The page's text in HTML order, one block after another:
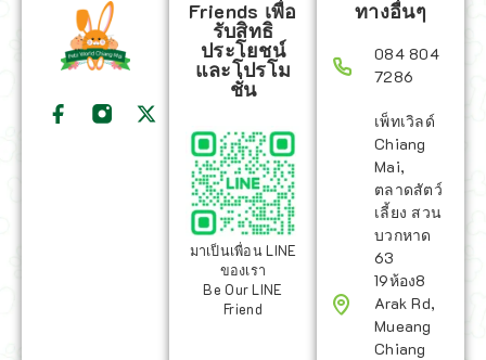
Friends เพื่อ
รับสิทธิ
ประโยชน์
และโปรโม
ชั่น
มาเป็นเพื่อน LINE
ของเรา
Be Our LINE
Friend
ทางอื่นๆ
084 804
7286
เพ็ทเวิลด์
Chiang
Mai,
ตลาดสัตว์
เลี้ยง สวน
บวกหาด
63
19ห้อง8
Arak Rd,
Mueang
Chiang